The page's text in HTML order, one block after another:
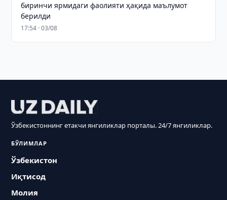
биринчи ярмидаги фаолияти ҳақида маълумот
берилди
17:54 · 03/08
Ўзбекистоннинг етакчи янгиликлар порталы. 24/7 янгиликлар.
БЎЛИМЛАР
Ўзбекистон
Иқтисод
Молия